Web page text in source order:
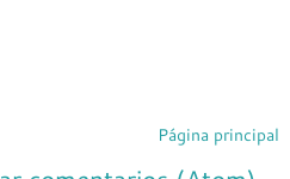
Página principal